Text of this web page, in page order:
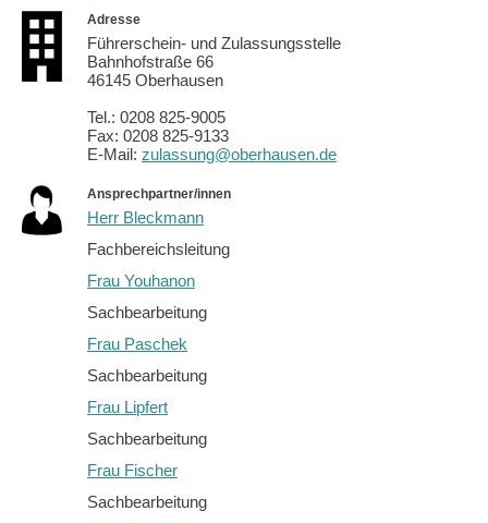
Adresse
Führerschein- und Zulassungsstelle
Bahnhofstraße 66
46145 Oberhausen
Tel.: 0208 825-9005
Fax: 0208 825-9133
E-Mail: zulassung@oberhausen.de
Ansprechpartner/innen
Herr Bleckmann
Fachbereichsleitung
Frau Youhanon
Sachbearbeitung
Frau Paschek
Sachbearbeitung
Frau Lipfert
Sachbearbeitung
Frau Fischer
Sachbearbeitung